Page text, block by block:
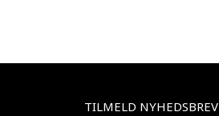
TILMELD NYHEDSBREV